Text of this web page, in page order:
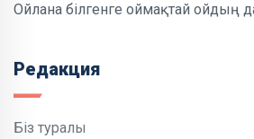
Ойлана білгенге оймақтай ойдың
Редакция
Біз туралы